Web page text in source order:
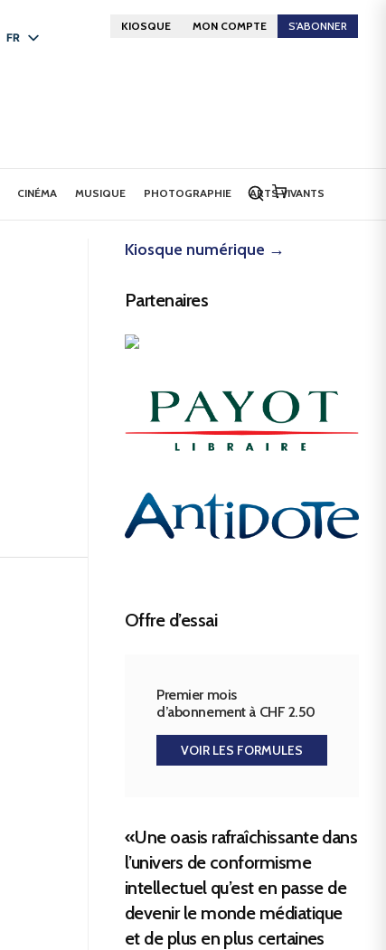
FR
KIOSQUE MON COMPTE S'ABONNER
CINÉMA MUSIQUE PHOTOGRAPHIE ARTS VIVANTS
Kiosque numérique →
Partenaires
Offre d’essai
Premier mois
d’abonnement à CHF 2.50
VOIR LES FORMULES
«Une oasis rafraîchissante dans
l’univers de conformisme
intellectuel qu’est en passe de
devenir le monde médiatique
et de plus en plus certaines